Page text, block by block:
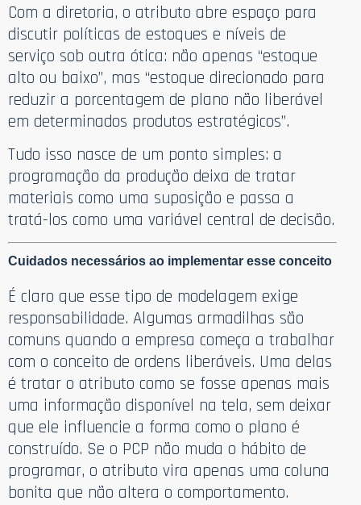
Com a diretoria, o atributo abre espaço para
discutir políticas de estoques e níveis de
serviço sob outra ótica: não apenas “estoque
alto ou baixo”, mas “estoque direcionado para
reduzir a porcentagem de plano não liberável
em determinados produtos estratégicos”.
Tudo isso nasce de um ponto simples: a
programação da produção deixa de tratar
materiais como uma suposição e passa a
tratá-los como uma variável central de decisão.
Cuidados necessários ao implementar esse conceito
É claro que esse tipo de modelagem exige
responsabilidade. Algumas armadilhas são
comuns quando a empresa começa a trabalhar
com o conceito de ordens liberáveis. Uma delas
é tratar o atributo como se fosse apenas mais
uma informação disponível na tela, sem deixar
que ele influencie a forma como o plano é
construído. Se o PCP não muda o hábito de
programar, o atributo vira apenas uma coluna
bonita que não altera o comportamento.